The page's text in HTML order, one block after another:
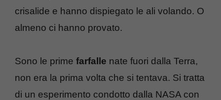
crisalide e hanno dispiegato le ali volando. O
almeno ci hanno provato.
Sono le prime farfalle nate fuori dalla Terra,
non era la prima volta che si tentava. Si tratta
di un esperimento condotto dalla NASA con